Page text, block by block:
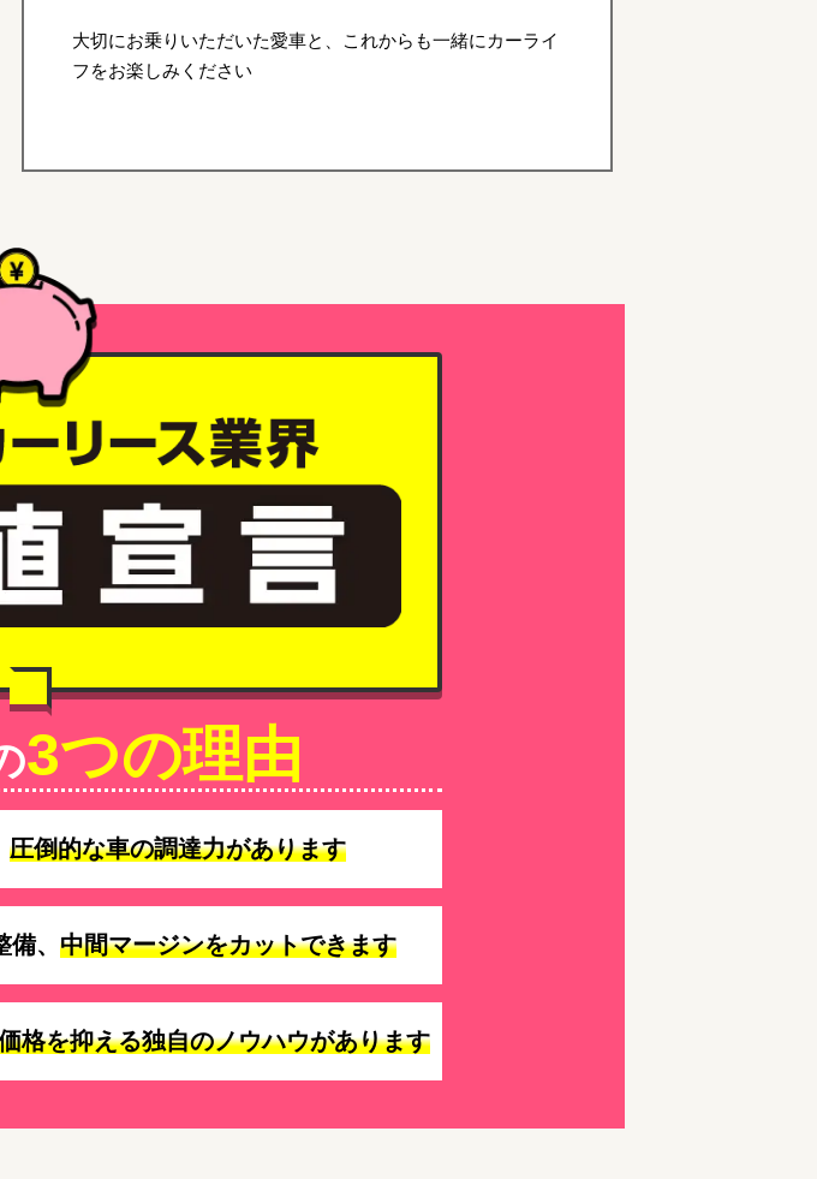
大切にお乗りいただいた愛車と、これからも一緒にカーライ
フをお楽しみください
3つの理由
圧倒的な車の調達力があります
、 中間マージンをカットできます
格を抑える独自のノウハウがあります